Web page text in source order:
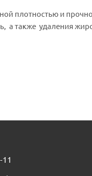
плотностью и
а также удаления
за гладкость и